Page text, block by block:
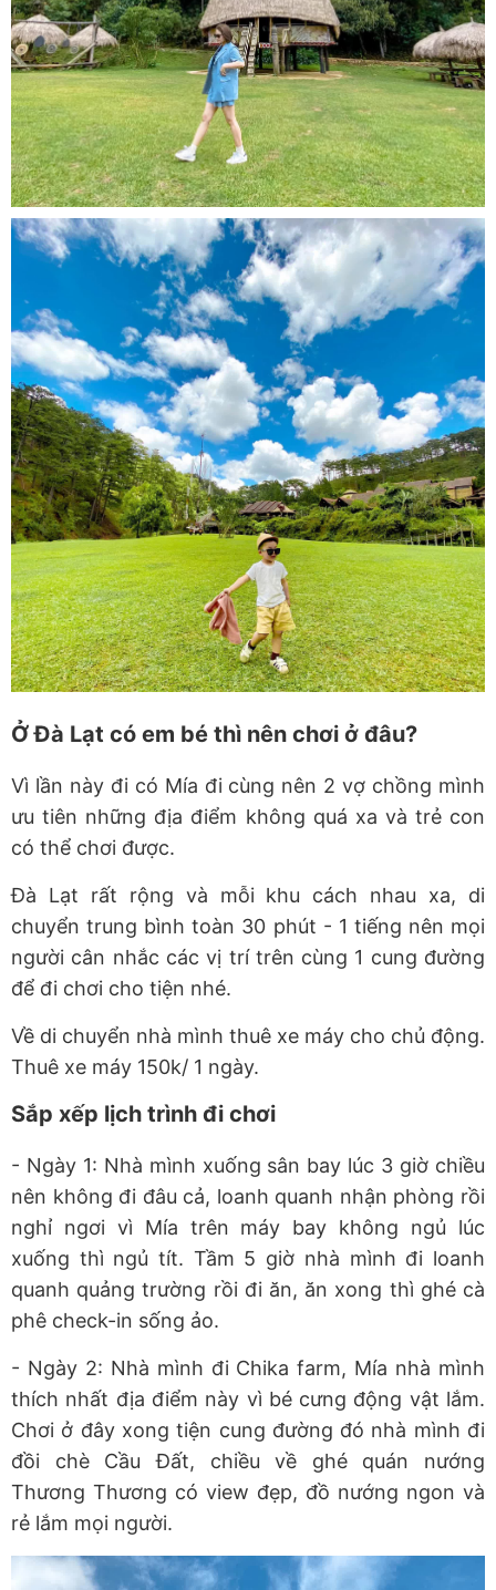
Ở Đà Lạt có em bé thì nên chơi ở đâu?
Vì lần này đi có Mía đi cùng nên 2 vợ chồng mình
ưu tiên những địa điểm không quá xa và trẻ con
có thể chơi được.
Đà Lạt rất rộng và mỗi khu cách nhau xa, di
chuyển trung bình toàn 30 phút - 1 tiếng nên mọi
người cân nhắc các vị trí trên cùng 1 cung đường
để đi chơi cho tiện nhé.
Về di chuyển nhà mình thuê xe máy cho chủ động.
Thuê xe máy 150k/ 1 ngày.
Sắp xếp lịch trình đi chơi
- Ngày 1: Nhà mình xuống sân bay lúc 3 giờ chiều
nên không đi đâu cả, loanh quanh nhận phòng rồi
nghỉ ngơi vì Mía trên máy bay không ngủ lúc
xuống thì ngủ tít. Tầm 5 giờ nhà mình đi loanh
quanh quảng trường rồi đi ăn, ăn xong thì ghé cà
phê check-in sống ảo.
- Ngày 2: Nhà mình đi Chika farm, Mía nhà mình
thích nhất địa điểm này vì bé cưng động vật lắm.
Chơi ở đây xong tiện cung đường đó nhà mình đi
đồi chè Cầu Đất, chiều về ghé quán nướng
Thương Thương có view đẹp, đồ nướng ngon và
rẻ lắm mọi người.